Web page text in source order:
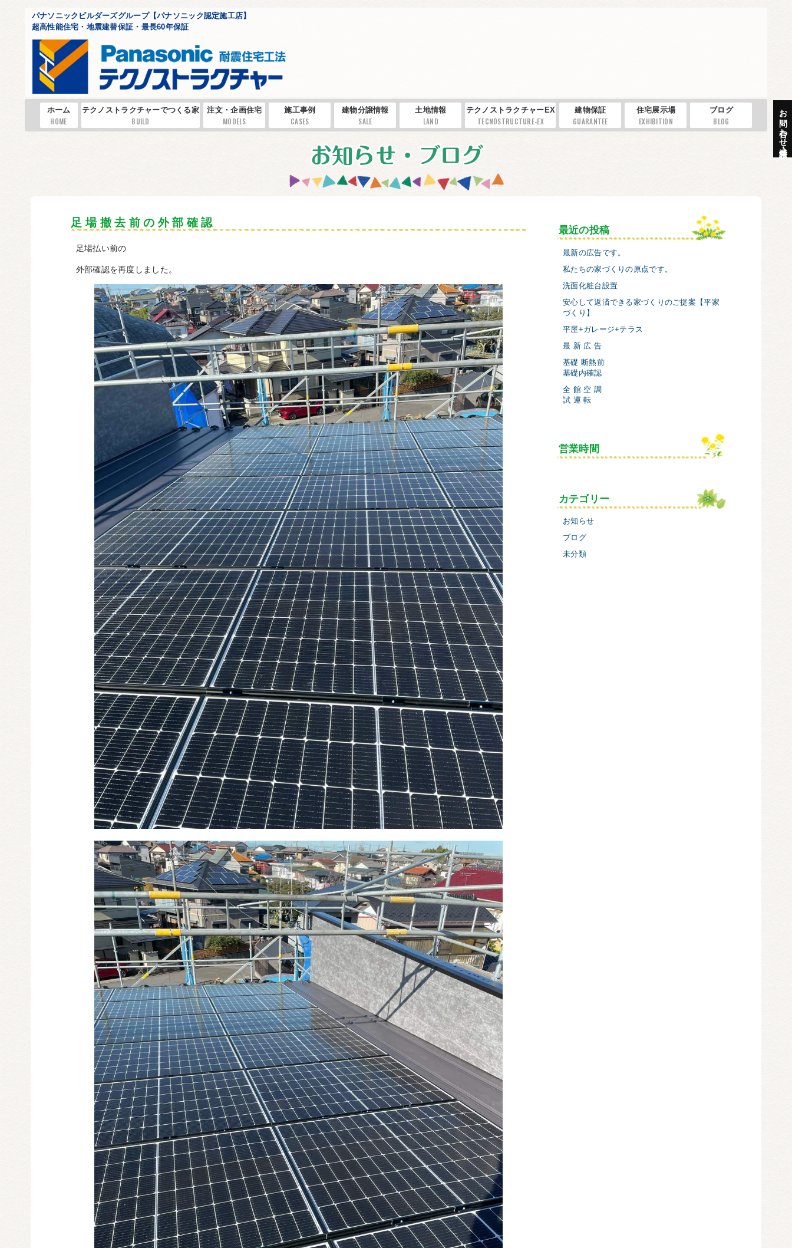
お問い合わせ・資料請求
パナソニックビルダーズグループ【パナソニック認定施工店】
超高性能住宅・地震建替保証・最長60年保証
ホーム
HOME
テクノストラクチャーでつくる家
BUILD
注文・企画住宅
MODELS
施工事例
CASES
建物分譲情報
SALE
土地情報
LAND
テクノストラクチャーEX
TECNOSTRUCTURE-EX
建物保証
GUARANTEE
住宅展示場
EXHIBITION
ブログ
BLOG
足 場 撤 去 前 の 外 部 確 認
足場払い前の
外部確認を再度しました。
最近の投稿
最新の広告です。
私たちの家づくりの原点です。
洗面化粧台設置
安心して返済できる家づくりのご提案【平家
づくり】
平屋+ガレージ+テラス
最 新 広 告
基礎 断熱前
基礎内確認
全 館 空 調
試 運 転
営業時間
カテゴリー
お知らせ
ブログ
未分類